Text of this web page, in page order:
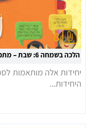
8
הלכה בשמחה 6: שבת – מתכוננים לשבת המלכה
יחידות אלה מותאמות
היחידות...